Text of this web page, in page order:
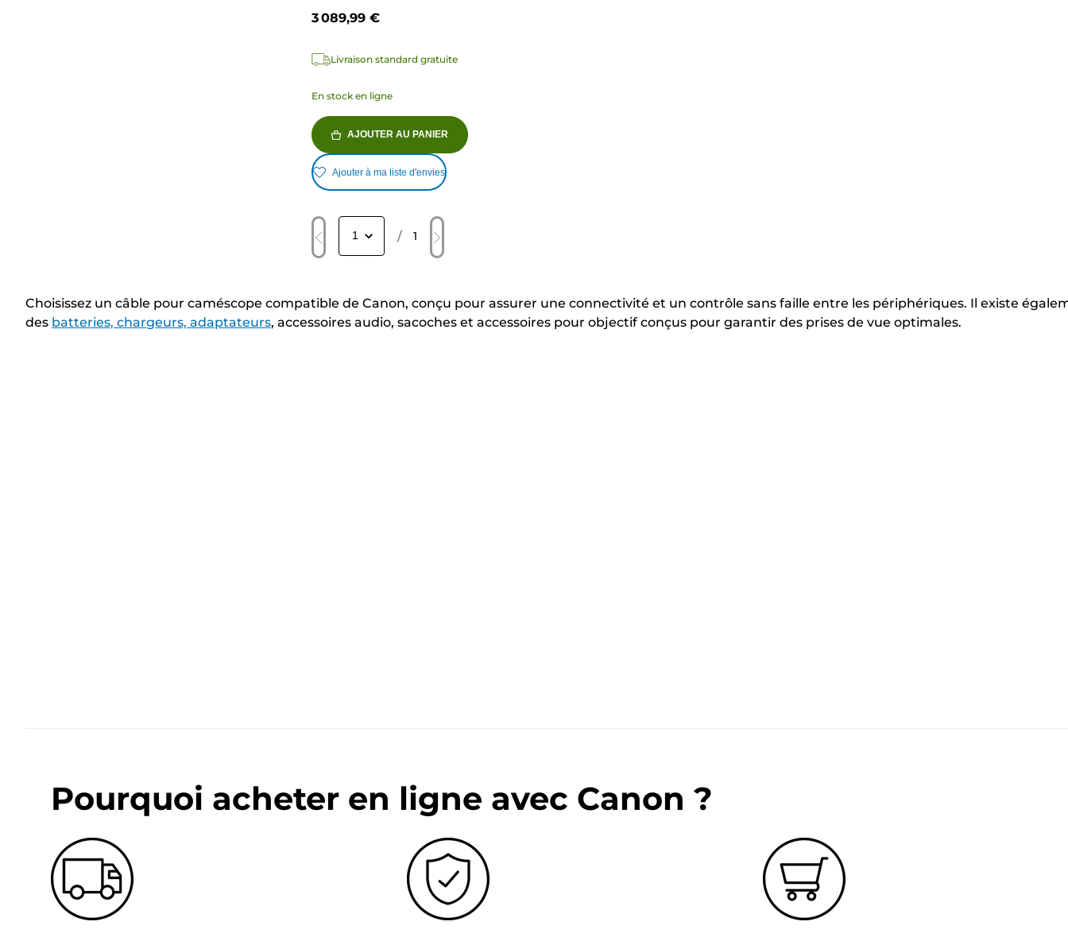
3 089,99 €
Livraison standard gratuite
En stock en ligne
AJOUTER AU PANIER
Ajouter à ma liste d'envies
/ 1
Choisissez un câble pour caméscope compatible de Canon, conçu pour assurer une connectivité et un contrôle sans faille entre les périphériques. Il existe
des batteries, chargeurs, adaptateurs, accessoires audio, sacoches et accessoires pour objectif conçus pour garantir des prises de vue optimales.
Pourquoi acheter en ligne avec Canon ?